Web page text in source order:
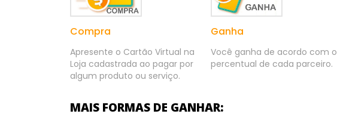
Compra
Apresente o Cartão Virtual na
Loja cadastrada ao pagar por
algum produto ou serviço.
Ganha
Você ganha de acordo com o
percentual de cada parceiro.
MAIS FORMAS DE GANHAR: